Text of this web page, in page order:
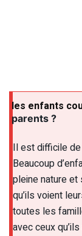
les enfants
parents ?
Il est difficile
Beaucoup
pleine nature
qu’ils voient
toutes les
avec ceux